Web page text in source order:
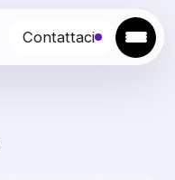
Contattaci